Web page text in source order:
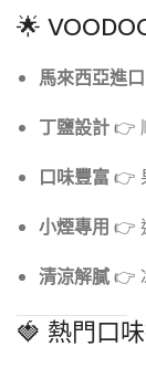
🌟
馬來西亞進口
丁鹽設計👉
口味豐富👉
小煙專用👉
清涼解膩👉
🍓 熱門口